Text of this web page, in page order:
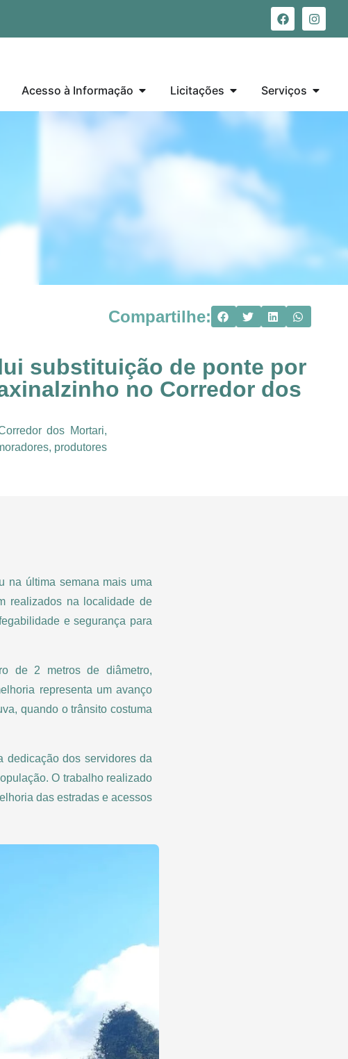
Acesso à Informação Licitações Serviços
Compartilhe:
substituição de ponte por
no Corredor dos
dos Mortari,
produtores
na última semana mais uma
realizados na localidade de
e segurança para
de 2 metros de diâmetro,
representa um avanço
quando o trânsito costuma
dedicação dos servidores da
O trabalho realizado
das estradas e acessos